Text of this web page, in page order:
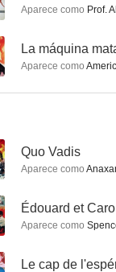
Aparece como Prof.
La máquina
Aparece como
Quo Vadis
Aparece como
Édouard et
Aparece como
Le cap de